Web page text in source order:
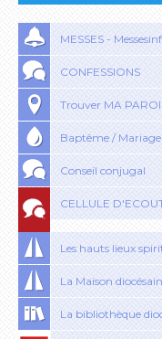
MESSES -
CONFESSIONS
Trouver MA
Baptême /
Conseil conjugal
CELLULE
Les hauts lieux
La Maison
La bibliothèque